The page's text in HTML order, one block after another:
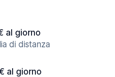
al giorno
di distanza
al giorno